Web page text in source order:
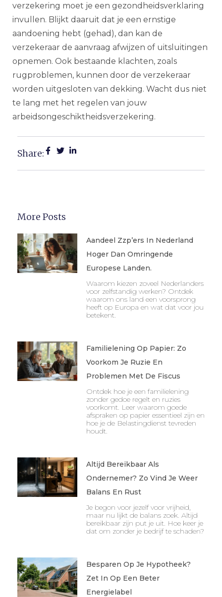
verzekering moet je een gezondheidsverklaring
invullen. Blijkt daaruit dat je een ernstige
aandoening hebt (gehad), dan kan de
verzekeraar de aanvraag afwijzen of uitsluitingen
opnemen. Ook bestaande klachten, zoals
rugproblemen, kunnen door de verzekeraar
worden uitgesloten van dekking. Wacht dus niet
te lang met het regelen van jouw
arbeidsongeschiktheidsverzekering.
Share:
More Posts
Aandeel Zzp’ers In Nederland
Hoger Dan Omringende
Europese Landen.
Waarom kiezen zoveel Nederlanders
voor zelfstandig werken? Ontdek
waarom ons land een voorsprong
heeft op Europa en wat dat voor jou
betekent.
Familielening Op Papier: Zo
Voorkom Je Ruzie En
Problemen Met De Fiscus
Ontdek hoe je een familielening
zonder gedoe regelt en ruzies
voorkomt. Leer waarom goede
afspraken op papier essentieel zijn en
hoe je de Belastingdienst tevreden
houdt.
Altijd Bereikbaar Als
Ondernemer? Zo Vind Je Weer
Balans En Rust
Je begon voor jezelf voor vrijheid,
maar nu lijkt de balans zoek. Altijd
bereikbaar zijn put je uit. Hoe keer je
dat om zonder je bedrijf te schaden?
Besparen Op Je Hypotheek?
Zet In Op Een Beter
Energielabel